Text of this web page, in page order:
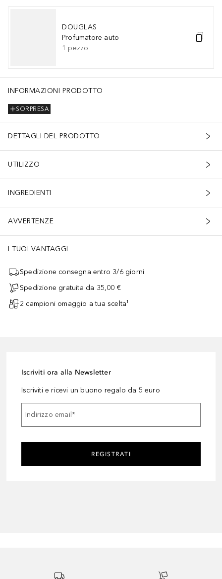
DOUGLAS
Profumatore auto
1 pezzo
INFORMAZIONI PRODOTTO
SORPRESA
DETTAGLI DEL PRODOTTO
UTILIZZO
INGREDIENTI
AVVERTENZE
I TUOI VANTAGGI
Spedizione consegna entro 3/6 giorni
Spedizione gratuita da 35,00 €
2 campioni omaggio a tua scelta¹
Iscriviti ora alla Newsletter
Iscriviti e ricevi un buono regalo da 5 euro
Indirizzo email*
REGISTRATI